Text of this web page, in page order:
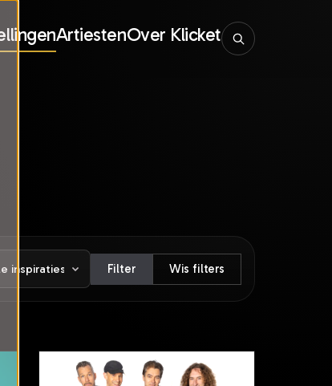
ArtiestenOver Klicket
Filter Wis filters